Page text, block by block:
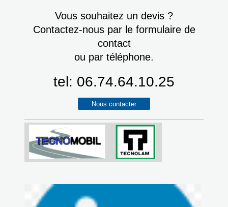
Vous souhaitez un devis ?
Contactez-nous par le formulaire de
contact
ou par téléphone.
tel: 06.74.64.10.25
Nous contacter